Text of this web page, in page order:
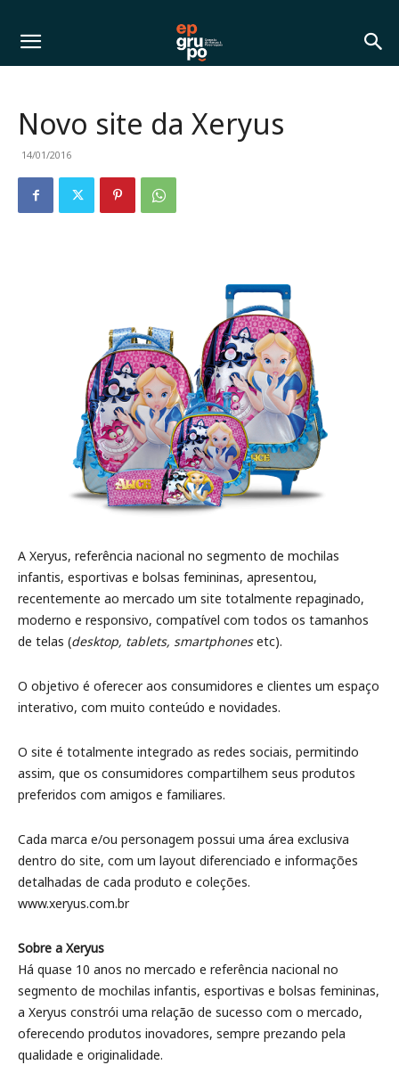
Novo site da Xeryus
14/01/2016
A Xeryus, referência nacional no segmento de mochilas
infantis, esportivas e bolsas femininas, apresentou,
recentemente ao mercado um site totalmente repaginado,
moderno e responsivo, compatível com todos os tamanhos
de telas (desktop, tablets, smartphonesetc).
O objetivo é oferecer aos consumidores e clientes um espaço
interativo, com muito conteúdo e novidades.
O site é totalmente integrado as redes sociais, permitindo
assim, que os consumidores compartilhem seus produtos
preferidos com amigos e familiares.
Cada marca e/ou personagem possui uma área exclusiva
dentro do site, com um layout diferenciado e informações
detalhadas de cada produto e coleções.
www.xeryus.com.br
Sobre a Xeryus
Há quase 10 anos no mercado e referência nacional no
segmento de mochilas infantis, esportivas e bolsas femininas,
a Xeryus constrói uma relação de sucesso com o mercado,
oferecendo produtos inovadores, sempre prezando pela
qualidade e originalidade.